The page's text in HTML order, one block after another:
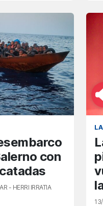
con
- HERRI IRRATIA